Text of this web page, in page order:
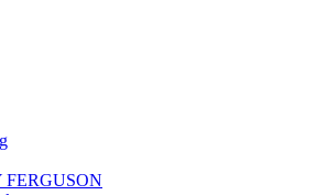
FERGUSON